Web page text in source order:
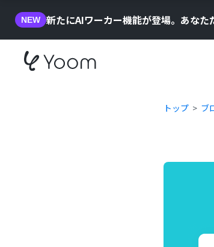
NEW 新たにAIワーカー機能が登場。あなた
トップ ブ